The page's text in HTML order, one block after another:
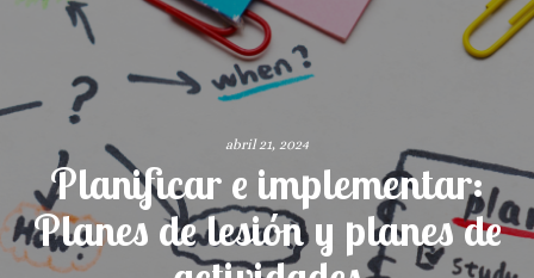
abril 21, 2024
Planificar e implementar:
Planes de lesión y planes de